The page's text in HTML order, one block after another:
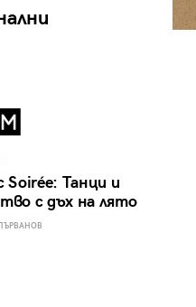
Soirée: Танци и
с дъх на лято